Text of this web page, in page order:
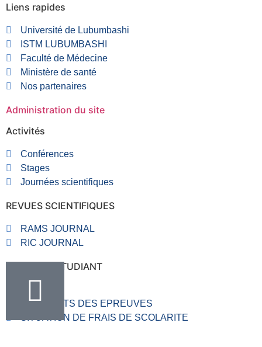
Liens rapides
Université de Lubumbashi
ISTM LUBUMBASHI
Faculté de Médecine
Ministère de santé
Nos partenaires
Administration du site
Activités
Conférences
Stages
Journées scientifiques
REVUES SCIENTIFIQUES
RAMS JOURNAL
RIC JOURNAL
RUBRIQUE ETUDIANT
RESULTATS DES EPREUVES
SITUATION DE FRAIS DE SCOLARITE